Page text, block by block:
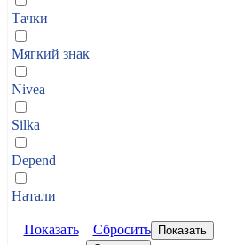
Тачки
Мягкий знак
Nivea
Silka
Depend
Натали
Показать Сбросить